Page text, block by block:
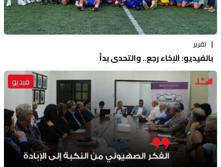
تقرير
بالفيديو: الإخاء رجع.. والتحدي بدأ
فيديو